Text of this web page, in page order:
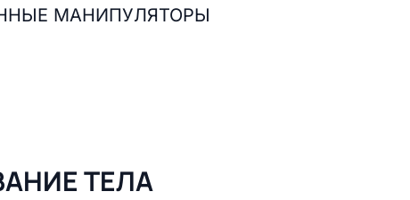
МАНИПУЛЯТОРЫ
ТЕЛА